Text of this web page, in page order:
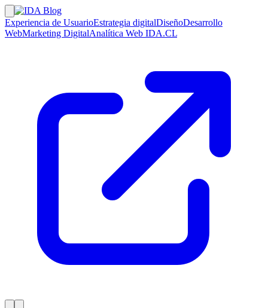
Experiencia de UsuarioEstrategia digitalDiseñoDesarrollo
WebMarketing DigitalAnalítica Web IDA.CL